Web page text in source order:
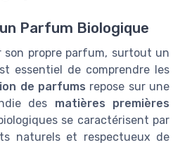
Parfum Biologique
son propre parfum, surtout un
essentiel de comprendre les
de parfums repose sur une
des matières premières
se caractérisent par
naturels et respectueux de